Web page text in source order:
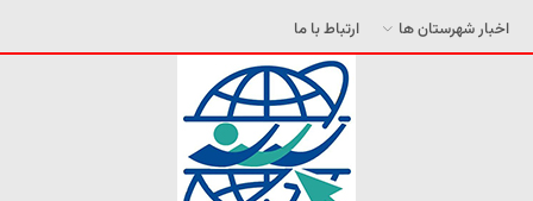
اخبار شهرستان ها
ارتباط با ما